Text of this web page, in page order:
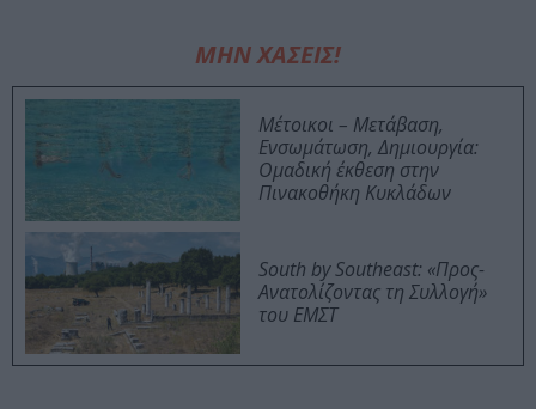
ΜΗΝ ΧΑΣΕΙΣ!
Μέτοικοι – Μετάβαση,
Ενσωμάτωση, Δημιουργία:
Ομαδική έκθεση στην
Πινακοθήκη Κυκλάδων
South by Southeast: «Προς-
Ανατολίζοντας τη Συλλογή»
του ΕΜΣΤ